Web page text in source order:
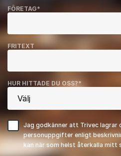
FÖRETAG*
FRITEXT
HUR HITTADE DU OSS?*
Jag godkänner att Trivec lagrar
personuppgifter enligt
kan när som helst återkalla mitt